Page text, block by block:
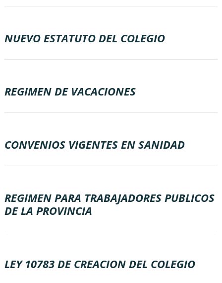
NUEVO ESTATUTO DEL COLEGIO
REGIMEN DE VACACIONES
CONVENIOS VIGENTES EN SANIDAD
REGIMEN PARA TRABAJADORES PUBLICOS
DE LA PROVINCIA
LEY 10783 DE CREACION DEL COLEGIO